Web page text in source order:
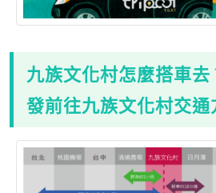
九族文化村怎麼搭車
發前往九族文化村交